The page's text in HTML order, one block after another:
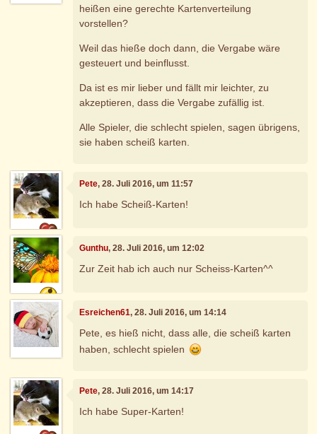
heißen eine gerechte Kartenverteilung
vorstellen?
Weil das hieße doch dann, die Vergabe wäre
gesteuert und beinflusst.
Da ist es mir lieber und fällt mir leichter, zu
akzeptieren, dass die Vergabe zufällig ist.
Alle Spieler, die schlecht spielen, sagen übrigens,
sie haben scheiß karten.
Pete, 28. Juli 2016, um 11:57
Ich habe Scheiß-Karten!
Gunthu, 28. Juli 2016, um 12:02
Zur Zeit hab ich auch nur Scheiss-Karten^^
Esreichen61, 28. Juli 2016, um 14:14
Pete, es hieß nicht, dass alle, die scheiß karten
haben, schlecht spielen
Pete, 28. Juli 2016, um 14:17
Ich habe Super-Karten!